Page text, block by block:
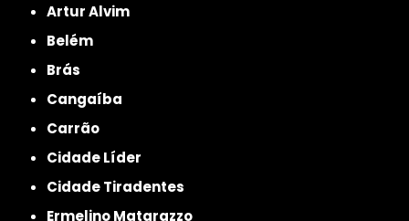
Artur Alvim
Belém
Brás
Cangaíba
Carrão
Cidade Líder
Cidade Tiradentes
Ermelino Matarazzo